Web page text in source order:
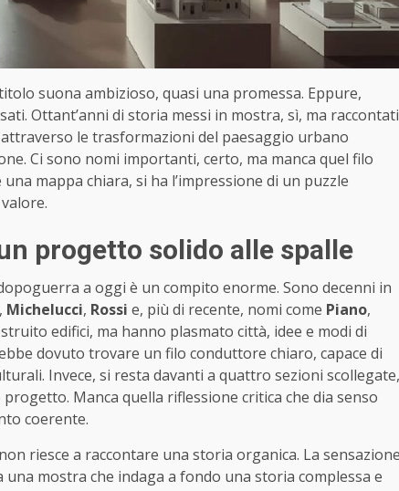
suona ambizioso, quasi una promessa. Eppure,
Ottant’anni di storia messi in mostra, sì, ma raccontati
le trasformazioni del paesaggio urbano
Ci sono nomi importanti, certo, ma manca quel filo
mappa chiara, si ha l’impressione di un puzzle
progetto solido alle spalle
a oggi è un compito enorme. Sono decenni in
, Michelucci, Rossi e, più di recente, nomi come Piano,
edifici, ma hanno plasmato città, idee e modi di
dovuto trovare un filo conduttore chiaro, capace di
Invece, si resta davanti a quattro sezioni scollegate,
Manca quella riflessione critica che dia senso
coerente.
riesce a raccontare una storia organica. La sensazione
mostra che indaga a fondo una storia complessa e